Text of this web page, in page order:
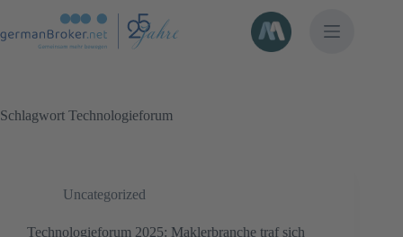
springen
Schlagwort Technologieforum
Uncategorized
Technologieforum 2025: Maklerbranche traf sich